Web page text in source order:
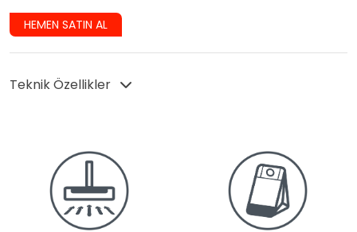
HEMEN SATIN AL
Teknik Özellikler